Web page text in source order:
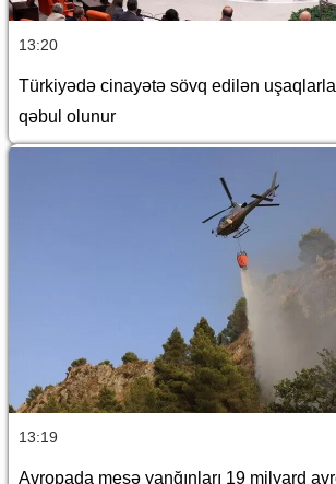
13:20
Türkiyədə cinayətə sövq edilən
qəbul olunur
13:19
Avropada meşə yanğınları 19 milyard